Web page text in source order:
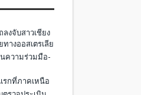
งจับสาวเชียง
างออสเตรเลีย
ความร่วมมือ-
รกที่ภาคเหนือ